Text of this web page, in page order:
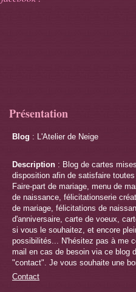
Présentation
Blog : L'Atelier de Neige
Description : Blog de cartes
disposition afin de satisfaire
Faire-part de mariage, menu de
de naissance, félicitationserie
de mariage, félicitations de
d'anniversaire, carte de voeux,
si vous le souhaitez, et encore
possibilités... N'hésitez pas à me
mail en cas de besoin via ce blog
"contact". Je vous souhaite une
Contact